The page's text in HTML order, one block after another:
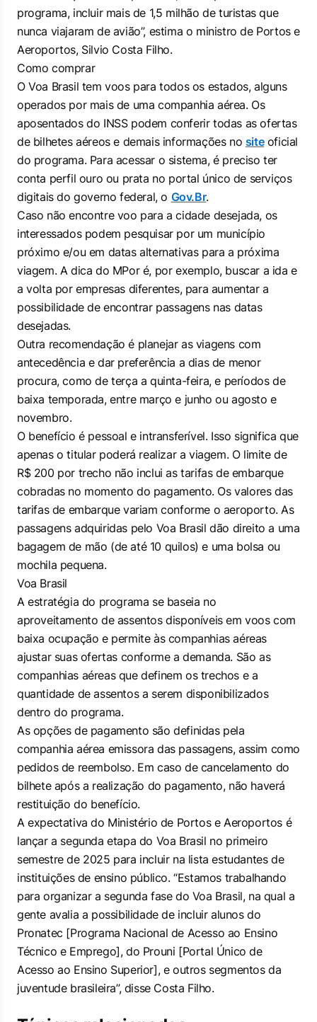
programa, incluir mais de 1,5 milhão de turistas que
nunca viajaram de avião”, estima o ministro de Portos e
Aeroportos, Silvio Costa Filho.
Como comprar
O Voa Brasil tem voos para todos os estados, alguns
operados por mais de uma companhia aérea. Os
aposentados do INSS podem conferir todas as ofertas
de bilhetes aéreos e demais informações no siteoficial
do programa. Para acessar o sistema, é preciso ter
conta perfil ouro ou prata no portal único de serviços
digitais do governo federal, o Gov.Br.
Caso não encontre voo para a cidade desejada, os
interessados podem pesquisar por um município
próximo e/ou em datas alternativas para a próxima
viagem. A dica do MPor é, por exemplo, buscar a ida e
a volta por empresas diferentes, para aumentar a
possibilidade de encontrar passagens nas datas
desejadas.
Outra recomendação é planejar as viagens com
antecedência e dar preferência a dias de menor
procura, como de terça a quinta-feira, e períodos de
baixa temporada, entre março e junho ou agosto e
novembro.
O benefício é pessoal e intransferível. Isso significa que
apenas o titular poderá realizar a viagem. O limite de
R$ 200 por trecho não inclui as tarifas de embarque
cobradas no momento do pagamento. Os valores das
tarifas de embarque variam conforme o aeroporto. As
passagens adquiridas pelo Voa Brasil dão direito a uma
bagagem de mão (de até 10 quilos) e uma bolsa ou
mochila pequena.
Voa Brasil
A estratégia do programa se baseia no
aproveitamento de assentos disponíveis em voos com
baixa ocupação e permite às companhias aéreas
ajustar suas ofertas conforme a demanda. São as
companhias aéreas que definem os trechos e a
quantidade de assentos a serem disponibilizados
dentro do programa.
As opções de pagamento são definidas pela
companhia aérea emissora das passagens, assim como
pedidos de reembolso. Em caso de cancelamento do
bilhete após a realização do pagamento, não haverá
restituição do benefício.
A expectativa do Ministério de Portos e Aeroportos é
lançar a segunda etapa do Voa Brasil no primeiro
semestre de 2025 para incluir na lista estudantes de
instituições de ensino público. “Estamos trabalhando
para organizar a segunda fase do Voa Brasil, na qual a
gente avalia a possibilidade de incluir alunos do
Pronatec [Programa Nacional de Acesso ao Ensino
Técnico e Emprego], do Prouni [Portal Único de
Acesso ao Ensino Superior], e outros segmentos da
juventude brasileira”, disse Costa Filho.